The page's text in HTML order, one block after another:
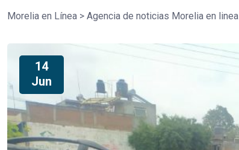
Morelia en Línea > Agencia de noticias Morelia en linea
14
Jun